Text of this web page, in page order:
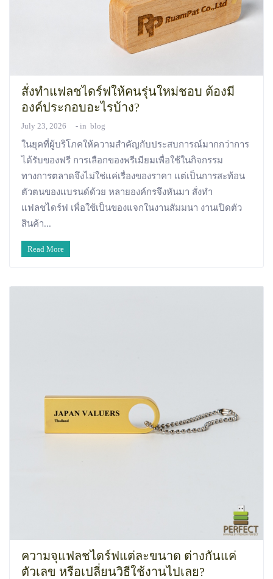
สั่งทำแฟลชไดร์ฟให้คนรุ่นใหม่ชอบ ต้องมี
องค์ประกอบอะไรบ้าง?
July 23, 2026 in blog
ในยุคที่ผู้บริโภคให้ความสำคัญกับประสบการณ์มากกว่าการ
ได้รับของฟรี การเลือกของพรีเมียมเพื่อใช้ในกิจกรรม
ทางการตลาดจึงไม่ใช่แค่เรื่องของราคา แต่เป็นการสะท้อน
ตัวตนของแบรนด์ด้วย หลายองค์กรจึงหันมา สั่งทำ
แฟลชไดร์ฟ เพื่อใช้เป็นของแจกในงานสัมมนา งานเปิดตัว
สินค้า...
Read More
ความจุแฟลชไดร์ฟแต่ละขนาด ต่างกันแค่
ตัวเลข หรือเปลี่ยนวิธีใช้งานไปเลย?